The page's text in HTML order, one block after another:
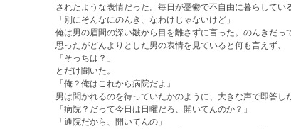
されたような表情だった。毎日が憂鬱で不自由に暮らしてい
「別にそんなにのんき、なわけじゃないけど」
俺は男の眉間の深い皺から目を離さずに言った。のんきだ
思ったがどんよりとした男の表情を見ていると何も言えず、
「そっちは？」
とだけ聞いた。
「俺？俺はこれから病院だよ」
男は聞かれるのを待っていたかのように、大きな声で即答し
「病院？だって今日は日曜だろ、開いてんのか？」
「通院だから、開いてんの」